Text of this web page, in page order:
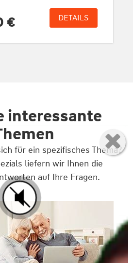
€ DETAILS
interessante
für ein spezifisches Thema?
liefern wir Ihnen die
auf Ihre Fragen.